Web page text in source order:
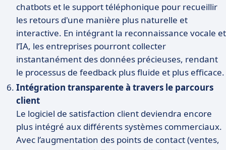
chatbots et le support téléphonique pour recueillir
les retours d'une manière plus naturelle et
interactive. En intégrant la reconnaissance vocale et
l’IA, les entreprises pourront collecter
instantanément des données précieuses, rendant
le processus de feedback plus fluide et plus efficace.
Intégration transparente à travers le parcours
client
Le logiciel de satisfaction client deviendra encore
plus intégré aux différents systèmes commerciaux.
Avec l’augmentation des points de contact (ventes,